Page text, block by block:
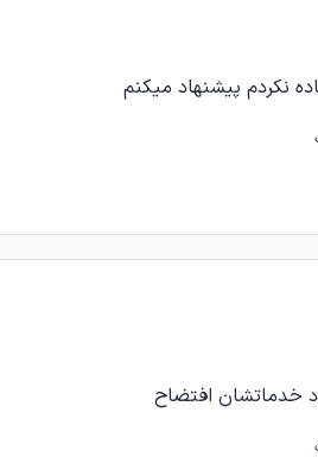
نکردم پیشنهاد میکنم
خدماتشان افتضاح